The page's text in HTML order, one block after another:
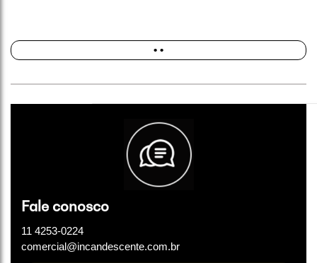
• •
Fale conosco
11 4253-0224
comercial@incandescente.com.br